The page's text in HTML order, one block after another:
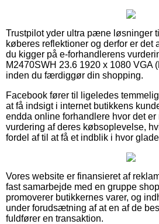
Trustpilot yder ultra pæne løsninger
køberes reflektioner og derfor er
du kigger på e-forhandlerens
M2470SWH 23.6 1920 x 1080 VGA
inden du færdiggør din shopping.
Facebook fører til ligeledes
at få indsigt i internet butikkens
endda online forhandlere hvor det er
vurdering af deres købsoplevelse,
fordel af til at få et indblik i hvor
Vores website er finansieret af
fast samarbejde med en gruppe
promoverer butikkernes varer, og
under forudsætning af at en af de
fuldfører en transaktion.